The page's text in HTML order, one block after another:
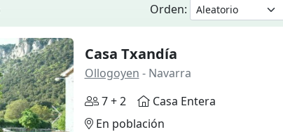
Orden:
Siguiente
Casa Txandía
Ollogoyen - Navarra
7 + 2
Casa Entera
En población